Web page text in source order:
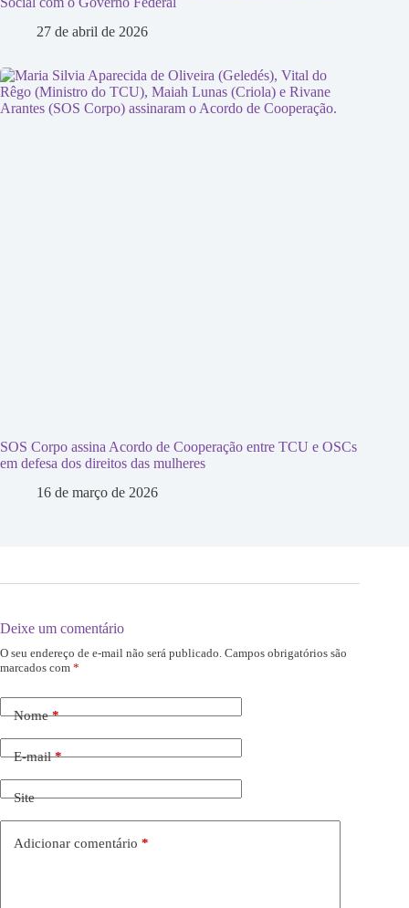
27 de abril de 2026
SOS Corpo assina Acordo de Cooperação entre TCU e OSCs
em defesa dos direitos das mulheres
16 de março de 2026
Deixe um comentário
O seu endereço de e-mail não será publicado. Campos obrigatórios são
marcados com *
Nome*
E-mail*
Site
Adicionar comentário *